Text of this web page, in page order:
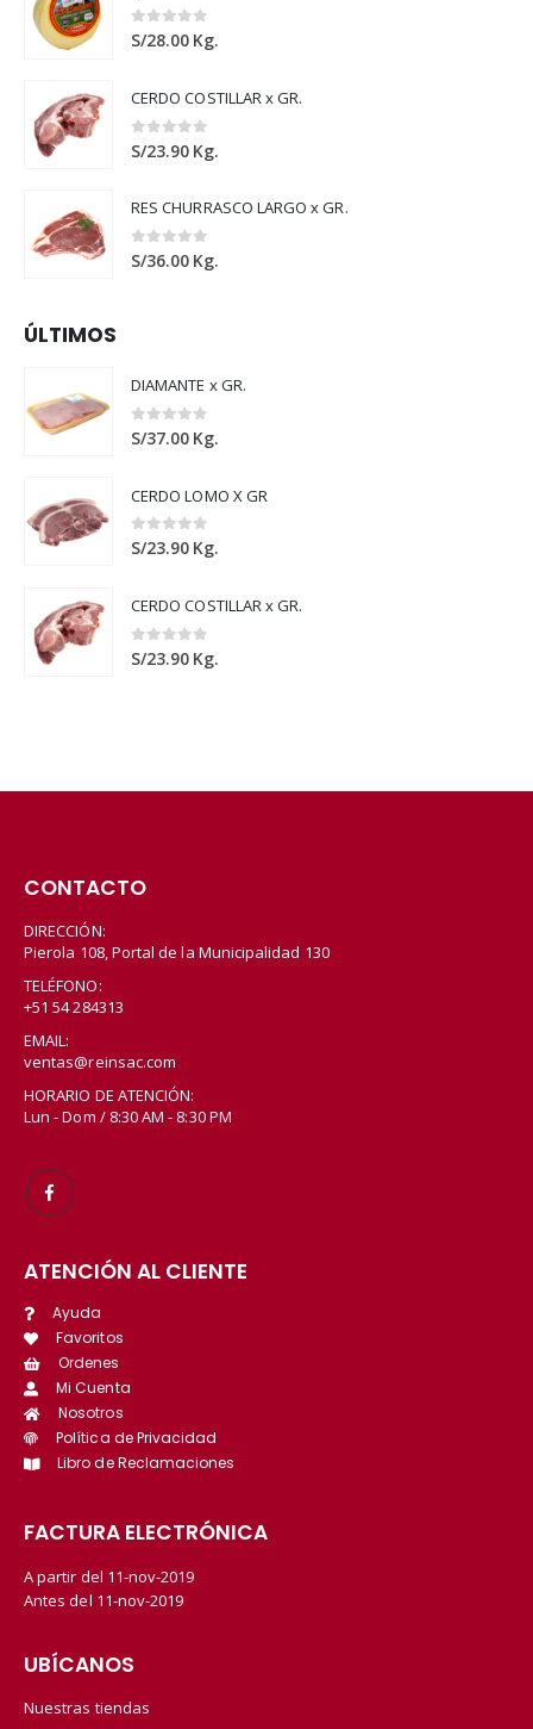
0out of 5
S/28.00 Kg.
CERDO COSTILLAR x GR.
0out of 5
S/23.90 Kg.
RES CHURRASCO LARGO x GR.
0out of 5
S/36.00 Kg.
ÚLTIMOS
DIAMANTE x GR.
0out of 5
S/37.00 Kg.
CERDO LOMO X GR
0out of 5
S/23.90 Kg.
CERDO COSTILLAR x GR.
0out of 5
S/23.90 Kg.
CONTACTO
DIRECCIÓN:
Pierola 108, Portal de la Municipalidad 130
TELÉFONO:
+51 54 284313
EMAIL:
ventas@reinsac.com
HORARIO DE ATENCIÓN:
Lun - Dom / 8:30 AM - 8:30 PM
ATENCIÓN AL CLIENTE
Ayuda
Favoritos
Ordenes
Mi Cuenta
Nosotros
Política de Privacidad
Libro de Reclamaciones
FACTURA ELECTRÓNICA
A partir del 11-nov-2019
Antes del 11-nov-2019
UBÍCANOS
Nuestras tiendas